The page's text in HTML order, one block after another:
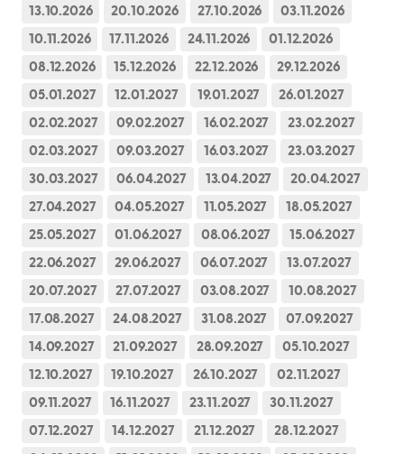
13.10.2026 20.10.2026 27.10.2026 03.11.2026
10.11.2026 17.11.2026 24.11.2026 01.12.2026
08.12.2026 15.12.2026 22.12.2026 29.12.2026
05.01.2027 12.01.2027 19.01.2027 26.01.2027
02.02.2027 09.02.2027 16.02.2027 23.02.2027
02.03.2027 09.03.2027 16.03.2027 23.03.2027
30.03.2027 06.04.2027 13.04.2027 20.04.2027
27.04.2027 04.05.2027 11.05.2027 18.05.2027
25.05.2027 01.06.2027 08.06.2027 15.06.2027
22.06.2027 29.06.2027 06.07.2027 13.07.2027
20.07.2027 27.07.2027 03.08.2027 10.08.2027
17.08.2027 24.08.2027 31.08.2027 07.09.2027
14.09.2027 21.09.2027 28.09.2027 05.10.2027
12.10.2027 19.10.2027 26.10.2027 02.11.2027
09.11.2027 16.11.2027 23.11.2027 30.11.2027
07.12.2027 14.12.2027 21.12.2027 28.12.2027